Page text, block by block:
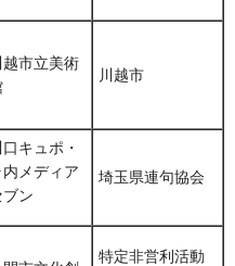
越市立美術
川越市
口キュポ・
内メディア
ブン
埼玉県連句協会
特定非営利活動